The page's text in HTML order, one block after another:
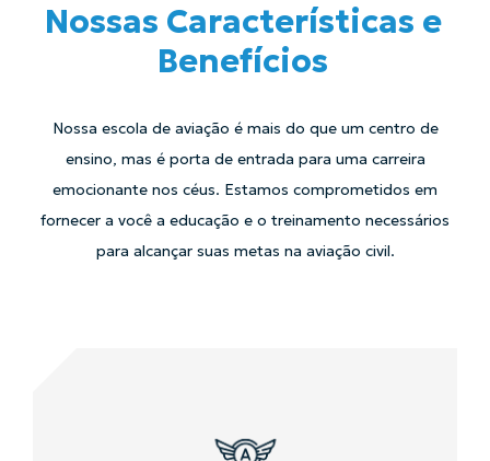
Nossas Características e
Benefícios
Nossa escola de aviação é mais do que um centro de
ensino, mas é porta de entrada para uma carreira
emocionante nos céus. Estamos comprometidos em
fornecer a você a educação e o treinamento necessários
para alcançar suas metas na aviação civil.